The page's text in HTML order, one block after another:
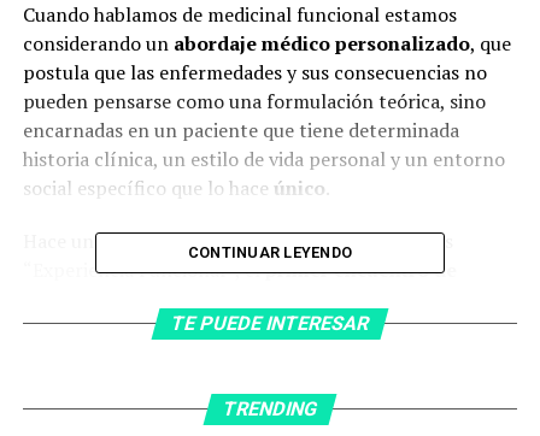
Cuando hablamos de medicinal funcional estamos
considerando un abordaje médico personalizado, que
postula que las enfermedades y sus consecuencias no
pueden pensarse como una formulación teórica, sino
encarnadas en un paciente que tiene determinada
historia clínica, un estilo de vida personal y un entorno
social específico que lo hace único
Hace unas semanas se desarrolló en Buenos Aires
“Experiencia Funcionar”, elprimer encuentro de
expertos internacionales que invitaron a reflexionar
CONTINUAR LEYENDO
TE PUEDE INTERESAR
TRENDING